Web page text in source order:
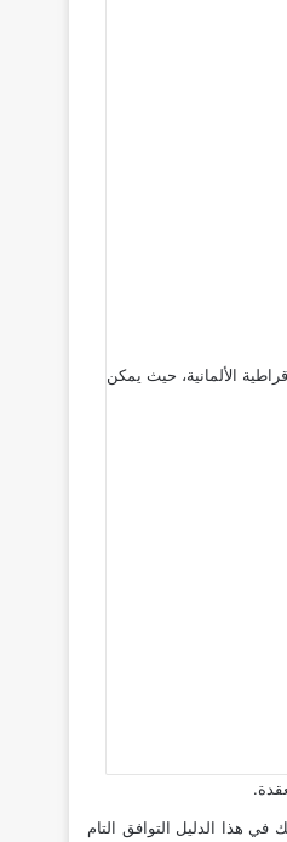
الألمانية، حيث يمكن
هذا الدليل التوافق التام